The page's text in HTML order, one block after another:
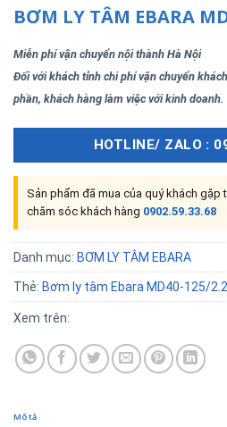
BƠM LY TÂM EBARA
Miễn phí vận chuyển nội thành Hà Nội
Đối với khách tỉnh chi phí vận chuyển
phần, khách hàng làm việc với kinh doanh.
HOTLINE/ ZALO :
Sản phẩm đã mua của quý khách gặp
chăm sóc khách hàng 0902.59.33.68
Danh mục: BƠM LY TÂM EBARA
Thẻ: Bơm ly tâm Ebara MD40-125/2.2
Xem trên:
Mô tả